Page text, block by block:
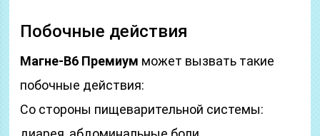
Побочные действия
Магне-В6 Премиум может вызвать такие
побочные действия:
Со стороны пищеварительной системы: